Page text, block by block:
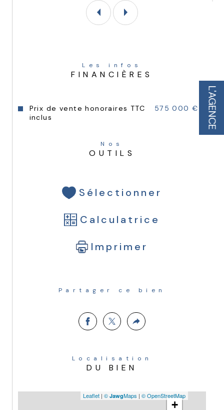
L'AGENCE
Les infos
FINANCIÈRES
Prix de vente honoraires TTC
inclus
575 000 €
Nos
OUTILS
Sélectionner
Calculatrice
Imprimer
Partager ce bien
Localisation
DU BIEN
+
Leaflet | © JawgMaps | © OpenStreetMap